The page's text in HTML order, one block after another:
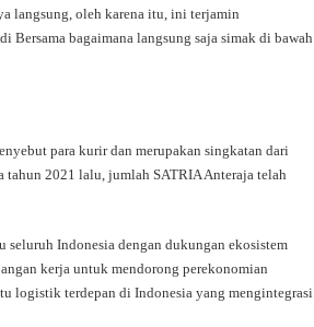
langsung, oleh karena itu, ini terjamin
Bersama bagaimana langsung saja simak di bawah
para kurir dan merupakan singkatan dari
tahun 2021 lalu, jumlah SATRIA Anteraja telah
Indonesia dengan dukungan ekosistem
kerja untuk mendorong perekonomian
logistik terdepan di Indonesia yang mengintegrasi